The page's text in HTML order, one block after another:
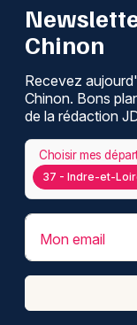
Chinon
Recevez
Chinon. Bons
de la rédaction
37 - Indre-et-
Choisir mes
Mon email